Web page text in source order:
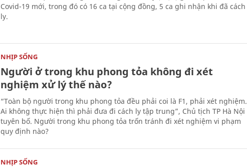
Covid-19 mới, trong đó có 16 ca tại cộng đồng, 5 ca ghi nhận khi đã cách
ly.
NHỊP SỐNG
Người ở trong khu phong tỏa không đi xét
nghiệm xử lý thế nào?
“Toàn bộ người trong khu phong tỏa đều phải coi là F1, phải xét nghiệm.
Ai không thực hiện thì phải đưa đi cách ly tập trung”, Chủ tịch TP Hà Nội
tuyên bố. Người trong khu phong tỏa trốn tránh đi xét nghiệm vi phạm
quy định nào?
NHỊP SỐNG